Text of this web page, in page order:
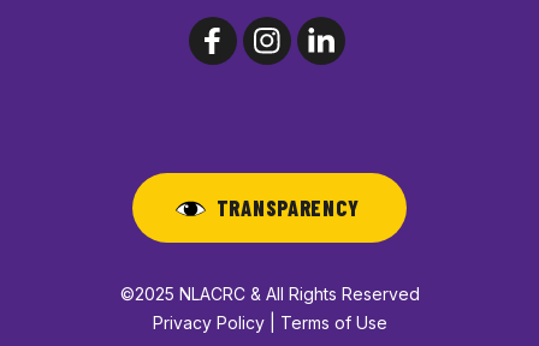
TRANSPARENCY
©2025 NLACRC & All Rights Reserved
Privacy Policy | Terms of Use